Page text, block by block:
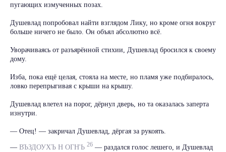
пугающих измученных позах.
Душевлад попробовал найти взглядом Лику, но кроме огня вокруг
больше ничего не было. Он объял абсолютно всё.
Уворачиваясь от разъярённой стихии, Душевлад бросился к своему
дому.
Изба, пока ещё целая, стояла на месте, но пламя уже подбиралось,
ловко перепрыгивая с крыши на крышу.
Душевлад влетел на порог, дёрнул дверь, но та оказалась заперта
изнутри.
— Отец! — закричал Душевлад, дёргая за рукоять.
— ВЪЗДОУХЪ Н ОГН'Ь 26 — раздался голос лешего, и Душевлад